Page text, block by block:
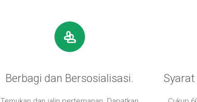
Berbagi dan Bersosialisasi.